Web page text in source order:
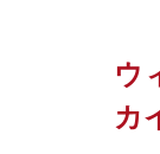
ウ
カ